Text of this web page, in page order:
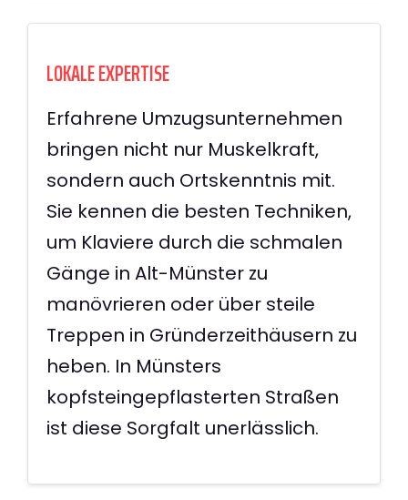
LOKALE EXPERTISE
Erfahrene Umzugsunternehmen
bringen nicht nur Muskelkraft,
sondern auch Ortskenntnis mit.
Sie kennen die besten Techniken,
um Klaviere durch die schmalen
Gänge in Alt-Münster zu
manövrieren oder über steile
Treppen in Gründerzeithäusern zu
heben. In Münsters
kopfsteingepflasterten Straßen
ist diese Sorgfalt unerlässlich.